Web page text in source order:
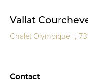
Vallat
Chalet Olympique -,
Contact